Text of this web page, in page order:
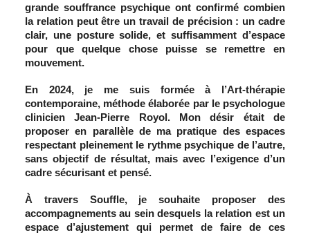
grande souffrance psychique ont confirmé combien
la relation peut être un travail de précision : un cadre
clair, une posture solide, et suffisamment d’espace
pour que quelque chose puisse se remettre en
mouvement.
En 2024, je me suis formée à l’Art-thérapie
contemporaine, méthode élaborée par le psychologue
clinicien Jean-Pierre Royol. Mon désir était de
proposer en parallèle de ma pratique des espaces
respectant pleinement le rythme psychique de l’autre,
sans objectif de résultat, mais avec l’exigence d’un
cadre sécurisant et pensé.
À travers Souffle, je souhaite proposer des
accompagnements au sein desquels la relation est un
espace d’ajustement qui permet de faire de ces